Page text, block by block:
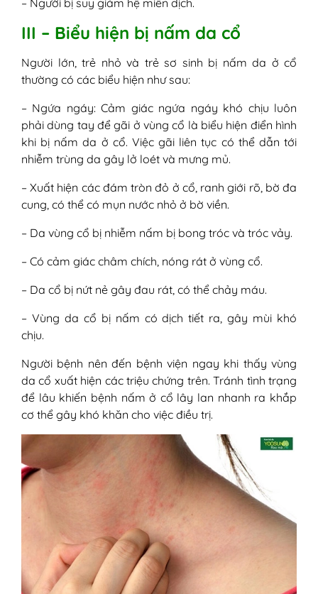
III – Biểu hiện bị nấm da cổ
Người lớn, trẻ nhỏ và trẻ sơ sinh bị nấm da ở cổ
thường có các biểu hiện như sau:
– Ngứa ngáy: Cảm giác ngứa ngáy khó chịu luôn
phải dùng tay để gãi ở vùng cổ là biểu hiện điển hình
khi bị nấm da ở cổ. Việc gãi liên tục có thể dẫn tới
nhiễm trùng da gây lở loét và mưng mủ.
– Xuất hiện các đám tròn đỏ ở cổ, ranh giới rõ, bờ đa
cung, có thể có mụn nước nhỏ ở bờ viền.
– Da vùng cổ bị nhiễm nấm bị bong tróc và tróc vảy.
– Có cảm giác châm chích, nóng rát ở vùng cổ.
– Da cổ bị nứt nẻ gây đau rát, có thể chảy máu.
– Vùng da cổ bị nấm có dịch tiết ra, gây mùi khó
chịu.
Người bệnh nên đến bệnh viện ngay khi thấy vùng
da cổ xuất hiện các triệu chứng trên. Tránh tình trạng
để lâu khiến bệnh nấm ở cổ lây lan nhanh ra khắp
cơ thể gây khó khăn cho việc điều trị.